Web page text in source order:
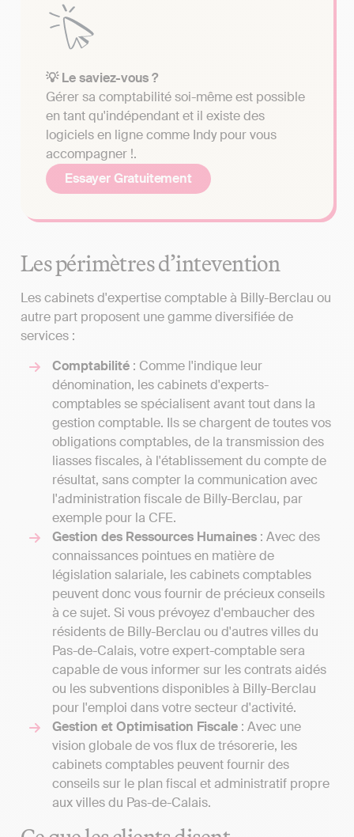
💡 Le saviez-vous ?
Gérer sa comptabilité soi-même est possible
en tant qu'indépendant et il existe des
logiciels en ligne comme Indy pour vous
accompagner !.
Essayer Gratuitement
Les périmètres d’intevention
Les cabinets d'expertise comptable à Billy-Berclau ou
autre part proposent une gamme diversifiée de
services :
Comptabilité : Comme l'indique leur
dénomination, les cabinets d'experts-
comptables se spécialisent avant tout dans la
gestion comptable. Ils se chargent de toutes vos
obligations comptables, de la transmission des
liasses fiscales, à l'établissement du compte de
résultat, sans compter la communication avec
l'administration fiscale de Billy-Berclau, par
exemple pour la CFE.
Gestion des Ressources Humaines : Avec des
connaissances pointues en matière de
législation salariale, les cabinets comptables
peuvent donc vous fournir de précieux conseils
à ce sujet. Si vous prévoyez d'embaucher des
résidents de Billy-Berclau ou d'autres villes du
Pas-de-Calais, votre expert-comptable sera
capable de vous informer sur les contrats aidés
ou les subventions disponibles à Billy-Berclau
pour l'emploi dans votre secteur d'activité.
Gestion et Optimisation Fiscale : Avec une
vision globale de vos flux de trésorerie, les
cabinets comptables peuvent fournir des
conseils sur le plan fiscal et administratif propre
aux villes du Pas-de-Calais.